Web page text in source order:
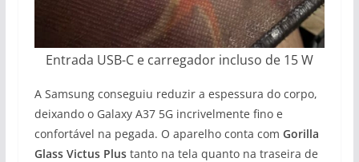
Entrada USB-C e carregador incluso de 15 W
A Samsung conseguiu reduzir a espessura do corpo,
deixando o Galaxy A37 5G incrivelmente fino e
confortável na pegada. O aparelho conta com Gorilla
Glass Victus Plustanto na tela quanto na traseira de